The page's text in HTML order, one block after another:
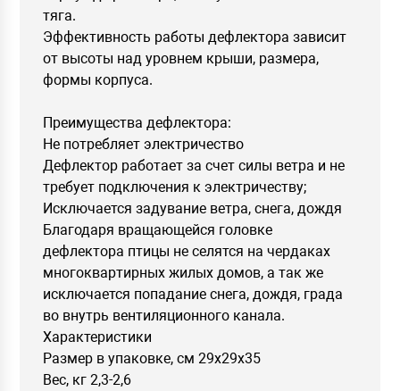
тяга.
Эффективность работы дефлектора зависит
от высоты над уровнем крыши, размера,
формы корпуса.
Преимущества дефлектора:
Не потребляет электричество
Дефлектор работает за счет силы ветра и не
требует подключения к электричеству;
Исключается задувание ветра, снега, дождя
Благодаря вращающейся головке
дефлектора птицы не селятся на чердаках
многоквартирных жилых домов, а так же
исключается попадание снега, дождя, града
во внутрь вентиляционного канала.
Характеристики
Размер в упаковке, см 29х29х35
Вес, кг 2,3-2,6